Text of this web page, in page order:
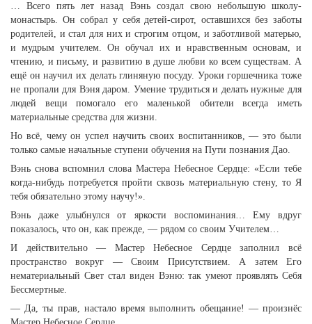
… Всего пять лет назад Вэнь создал свою небольшую школу-
монастырь. Он собрал у себя детей-сирот, оставшихся без заботы
родителей, и стал для них и строгим отцом, и заботливой матерью,
и мудрым учителем. Он обучал их и нравственным основам, и
чтению, и письму, и развитию в душе любви ко всем существам. А
ещё он научил их делать глиняную посуду. Уроки горшечника тоже
не пропали для Вэня даром. Умение трудиться и делать нужные для
людей вещи помогало его маленькой обители всегда иметь
материальные средства для жизни.
Но всё, чему он успел научить своих воспитанников, — это были
только самые начальные ступени обучения на Пути познания Дао.
Вэнь снова вспомнил слова Мастера Небесное Сердце: «Если тебе
когда-нибудь потребуется пройти сквозь материальную стену, то Я
тебя обязательно этому научу!».
Вэнь даже улыбнулся от яркости воспоминания… Ему вдруг
показалось, что он, как прежде, — рядом со своим Учителем…
И действительно — Мастер Небесное Сердце заполнил всё
пространство вокруг — Своим Присутствием. А затем Его
нематериальный Свет стал виден Вэню: так умеют проявлять Себя
Бессмертные.
— Да, ты прав, настало время выполнить обещание! — произнёс